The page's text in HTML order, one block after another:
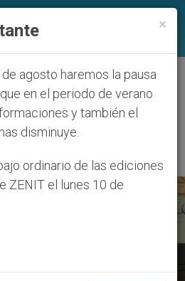
×
agosto haremos la pausa
en el periodo de verano
y también el
disminuye.
ordinario de las ediciones
ZENIT el lunes 10 de